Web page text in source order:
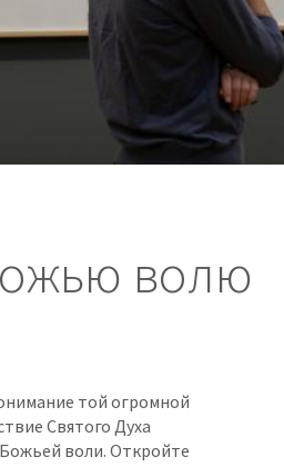
волю
той огромной
Святого Духа
воли. Откройте